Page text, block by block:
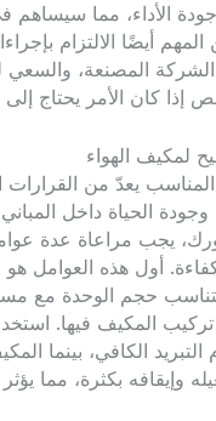
الأداء، مما سيساهم
أيضًا الالتزام
الشركة المصنعة،
كان الأمر يحتاج إلى
لمكيف الهواء
المناسب يعدّ من القرارات
الحياة داخل المباني.
يجب مراعاة عدة
أول هذه العوامل
حجم الوحدة مع
تركيب المكيف فيها.
الكافي، بينما
وإيقافه بكثرة، مما